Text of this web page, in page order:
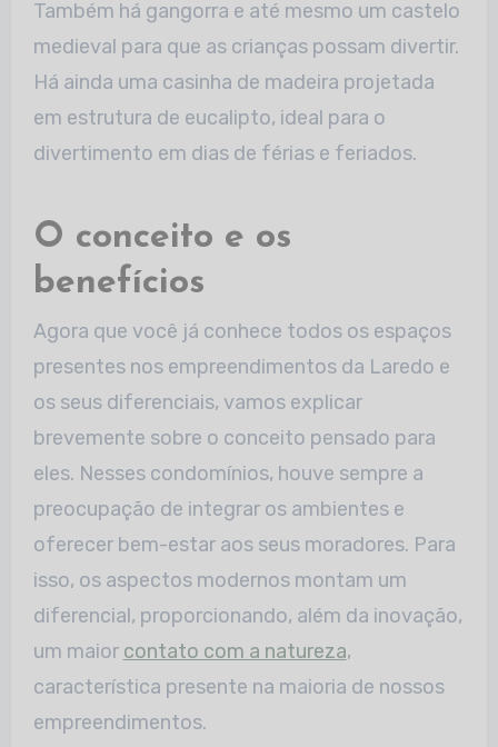
Também há gangorra e até mesmo um castelo
medieval para que as crianças possam divertir.
Há ainda uma casinha de madeira projetada
em estrutura de eucalipto, ideal para o
divertimento em dias de férias e feriados.
O conceito e os
benefícios
Agora que você já conhece todos os espaços
presentes nos empreendimentos da Laredo e
os seus diferenciais, vamos explicar
brevemente sobre o conceito pensado para
eles. Nesses condomínios, houve sempre a
preocupação de integrar os ambientes e
oferecer bem-estar aos seus moradores. Para
isso, os aspectos modernos montam um
diferencial, proporcionando, além da inovação,
um maior contato com a natureza,
característica presente na maioria de nossos
empreendimentos.